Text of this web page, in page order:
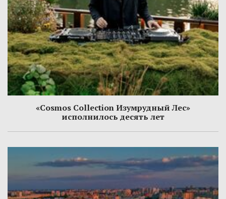
«Cosmos Collection Изумрудный Лес»
исполнилось десять лет